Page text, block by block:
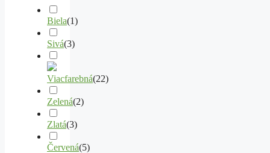
Biela(1)
Sivá(3)
Viacfarebná(22)
Zelená(2)
Zlatá(3)
Červená(5)